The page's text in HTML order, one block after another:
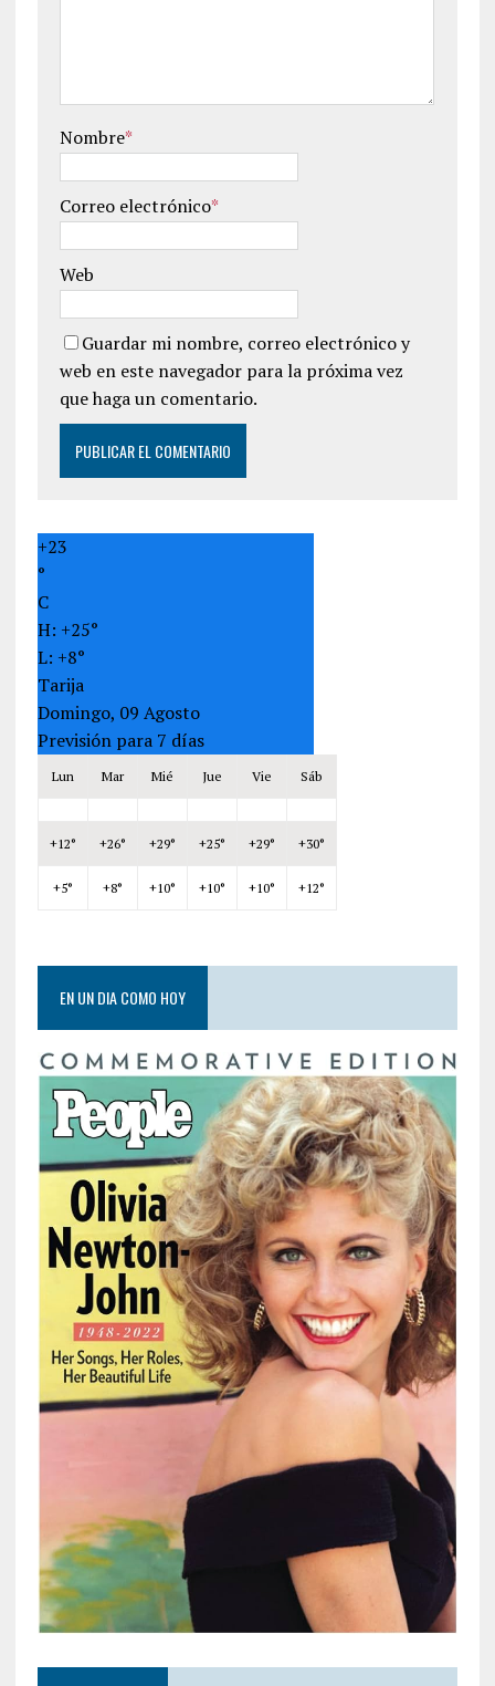
Nombre*
Correo electrónico*
Web
Guardar mi nombre, correo electrónico y
web en este navegador para la próxima vez
que haga un comentario.
+23
°
C
H: +25°
L: +8°
Tarija
Domingo, 09 Agosto
Previsión para 7 días
Lun Mar Mié Jue Vie Sáb
+12° +26° +29° +25° +29° +30°
+5° +8° +10° +10° +10° +12°
EN UN DIA COMO HOY